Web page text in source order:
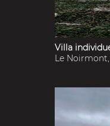
Villa
Le